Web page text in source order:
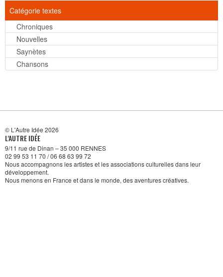
Catégorie textes
Chroniques
Nouvelles
Saynètes
Chansons
© L'Autre Idée 2026
L'AUTRE IDÉE
9/11 rue de Dinan – 35 000 RENNES
02 99 53 11 70 / 06 68 63 99 72
Nous accompagnons les artistes et les associations culturelles dans leur
développement.
Nous menons en France et dans le monde, des aventures créatives.